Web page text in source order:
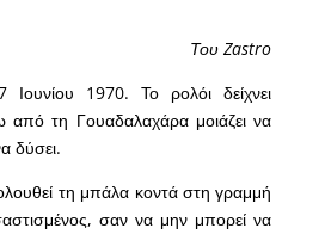
Του Zastro
Ιουνίου 1970. Το ρολόι δείχνει
τη Γουαδαλαχάρα μοιάζει να
δύσει.
τη μπάλα κοντά στη γραμμή
σαν να μην μπορεί να